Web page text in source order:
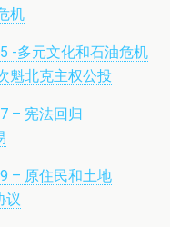
机
-多元文化和石油危机
魁北克主权公投
– 宪法回归
– 原住民和土地
议